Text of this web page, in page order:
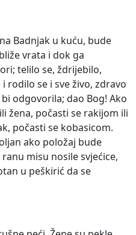
Badnjak u kuću, bude
vrata i dok ga
telilo se, ždrijebilo,
rodilo se i sve živo, zdravo
odgovorila; dao Bog! Ako
žena, počasti se rakijom ili
počasti se kobasicom.
ako položaj bude
misu nosile svjećice,
u peškirić da se